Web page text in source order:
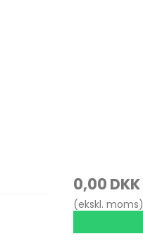
0,00 DKK
(ekskl. moms)